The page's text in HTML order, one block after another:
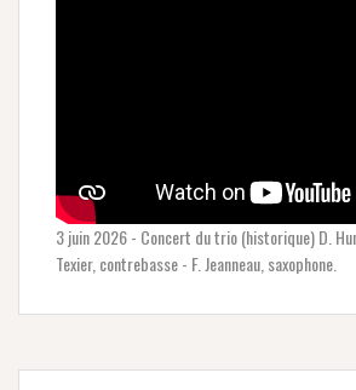
3 juin 2026 - Concert du trio (historique) D.
Texier, contrebasse - F. Jeanneau, saxophone.